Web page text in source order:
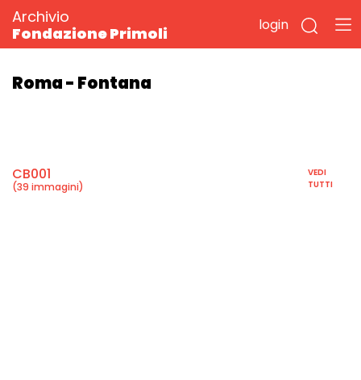
Archivio
Fondazione Primoli
login
Roma - Fontana
CB001
(39 immagini)
VEDI
TUTTI